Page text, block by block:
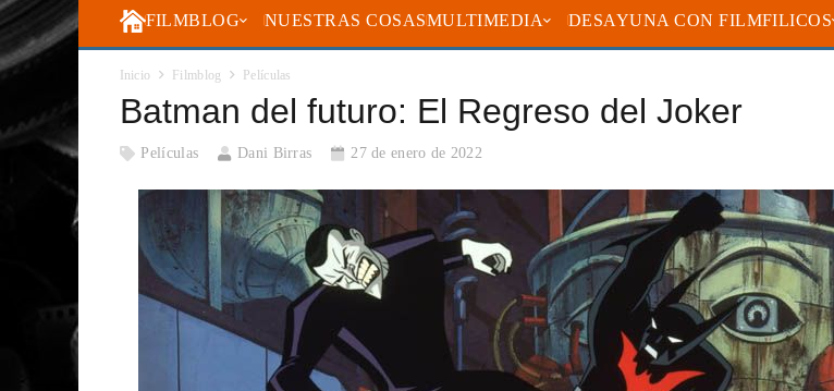
FILMBLOG NUESTRAS COSASMULTIMEDIA DESAYUNA CON FILMFILICOS
Inicio Filmblog Películas
Batman del futuro: El Regreso del Joker
Películas Dani Birras 27 de enero de 2022